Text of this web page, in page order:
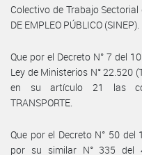
Colectivo de Trabajo Sectorial
DE EMPLEO PÚBLICO (SINEP).
Que por el Decreto N° 7 del
Ley de Ministerios N° 22.520
en su artículo 21 las
TRANSPORTE.
Que por el Decreto N° 50
por su similar N° 335